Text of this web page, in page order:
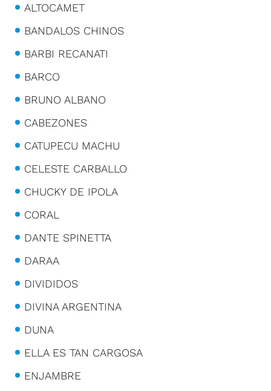
ALTOCAMET
BANDALOS CHINOS
BARBI RECANATI
BARCO
BRUNO ALBANO
CABEZONES
CATUPECU MACHU
CELESTE CARBALLO
CHUCKY DE IPOLA
CORAL
DANTE SPINETTA
DARAA
DIVIDIDOS
DIVINA ARGENTINA
DUNA
ELLA ES TAN CARGOSA
ENJAMBRE